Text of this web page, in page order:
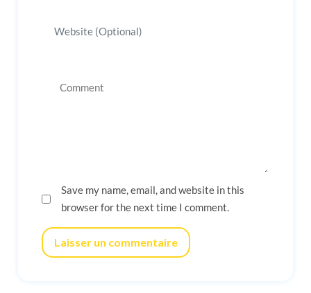
Save my name, email, and website in this
browser for the next time I comment.
Laisser un commentaire